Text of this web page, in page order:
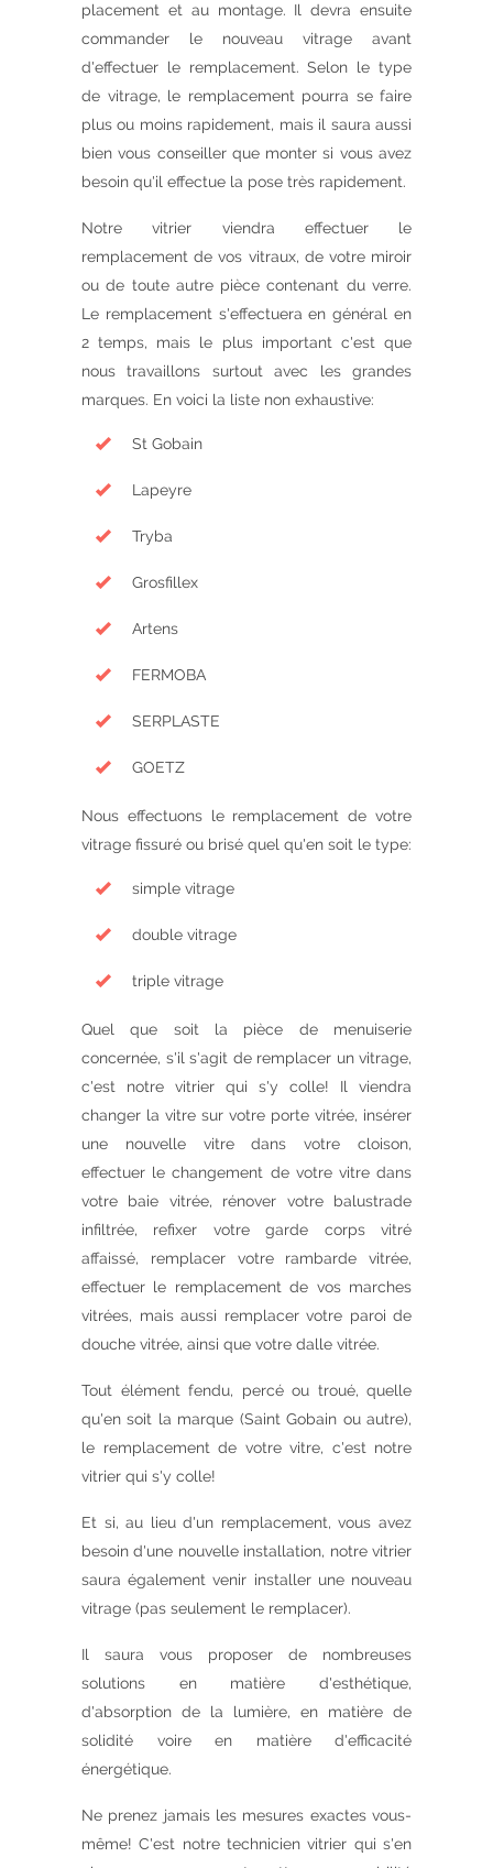
placement et au montage. Il devra ensuite
commander le nouveau vitrage avant
d'effectuer le remplacement. Selon le type
de vitrage, le remplacement pourra se faire
plus ou moins rapidement, mais il saura aussi
bien vous conseiller que monter si vous avez
besoin qu'il effectue la pose très rapidement.
Notre vitrier viendra effectuer le
remplacement de vos vitraux, de votre miroir
ou de toute autre pièce contenant du verre.
Le remplacement s'effectuera en général en
2 temps, mais le plus important c'est que
nous travaillons surtout avec les grandes
marques. En voici la liste non exhaustive:
St Gobain
Lapeyre
Tryba
Grosfillex
Artens
FERMOBA
SERPLASTE
GOETZ
Nous effectuons le remplacement de votre
vitrage fissuré ou brisé quel qu'en soit le type:
simple vitrage
double vitrage
triple vitrage
Quel que soit la pièce de menuiserie
concernée, s'il s'agit de remplacer un vitrage,
c'est notre vitrier qui s'y colle! Il viendra
changer la vitre sur votre porte vitrée, insérer
une nouvelle vitre dans votre cloison,
effectuer le changement de votre vitre dans
votre baie vitrée, rénover votre balustrade
infiltrée, refixer votre garde corps vitré
affaissé, remplacer votre rambarde vitrée,
effectuer le remplacement de vos marches
vitrées, mais aussi remplacer votre paroi de
douche vitrée, ainsi que votre dalle vitrée.
Tout élément fendu, percé ou troué, quelle
qu'en soit la marque (Saint Gobain ou autre),
le remplacement de votre vitre, c'est notre
vitrier qui s'y colle!
Et si, au lieu d'un remplacement, vous avez
besoin d'une nouvelle installation, notre vitrier
saura également venir installer une nouveau
vitrage (pas seulement le remplacer).
Il saura vous proposer de nombreuses
solutions en matière d'esthétique,
d'absorption de la lumière, en matière de
solidité voire en matière d'efficacité
énergétique.
Ne prenez jamais les mesures exactes vous-
même! C'est notre technicien vitrier qui s'en